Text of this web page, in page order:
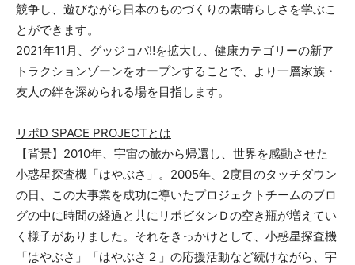
競争し、遊びながら日本のものづくりの素晴らしさを学ぶこ
とができます。
2021年11月、グッジョバ‼を拡大し、健康カテゴリーの新ア
トラクションゾーンをオープンすることで、より一層家族・
友人の絆を深められる場を目指します。
リポD SPACE PROJECTとは
【背景】2010年、宇宙の旅から帰還し、世界を感動させた
小惑星探査機「はやぶさ」。2005年、2度目のタッチダウン
の日、この大事業を成功に導いたプロジェクトチームのブロ
グの中に時間の経過と共にリポビタンＤの空き瓶が増えてい
く様子がありました。それをきっかけとして、小惑星探査機
「はやぶさ」「はやぶさ２」の応援活動など続けながら、宇